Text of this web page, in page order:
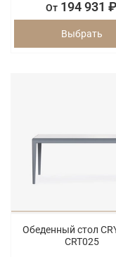
От 194 931 ₽
Выбрать
Обеденный стол
CRT025